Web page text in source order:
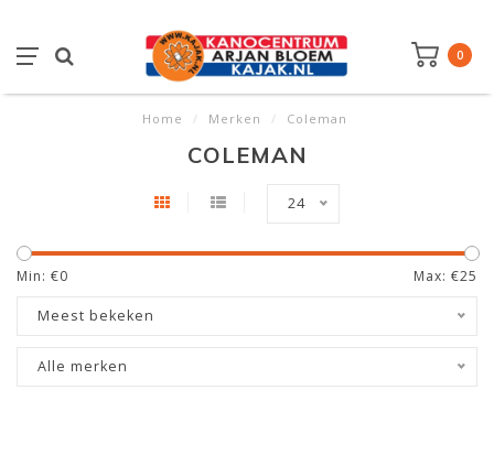
0
Home / Merken / Coleman
COLEMAN
24
Min: €0 Max: €25
Meest bekeken
Alle merken